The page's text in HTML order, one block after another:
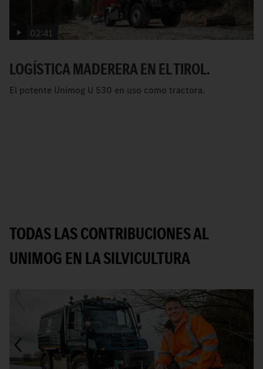
02:41
LOGÍSTICA MADERERA EN EL TIROL.
El potente Unimog U 530 en uso como tractora.
TODAS LAS CONTRIBUCIONES AL
UNIMOG EN LA SILVICULTURA